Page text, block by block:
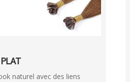
naturel avec des liens